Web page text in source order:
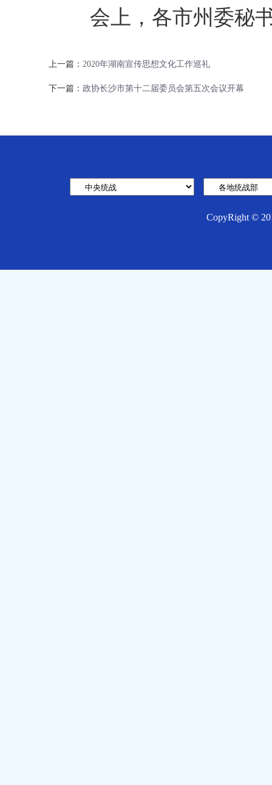
会上，各市州委秘书
上一篇： 2020年湖南宣传思想文化工作巡礼
下一篇： 政协长沙市第十二届委员会第五次会议开幕
CopyRight ©